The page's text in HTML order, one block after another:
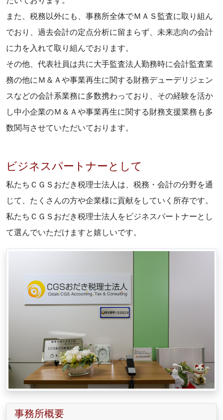
また、税務以外にも、事務所全体でＭＡＳ監査に取り組ん
でおり、過去会計の定点分析に留まらず、未来志向の会計
に力を入れて取り組んでおります。
その他、代表社員は共に大手監査法人勤務時に会計監査業
務の他にＭ＆Ａや事業再生に関する財務デューデリジェン
スなどの会計系業務に多数携わっており、その経験を活か
し中小企業のＭ＆Ａや事業再生に関する財務支援業務も多
数関与させていただいております。
ビジネスパートナーとして
私たちＣＧＳおだき税理士法人は、税務・会計の分野を通
じて、たくさんの方や企業様に貢献をしていく所存です。
私たちＣＧＳおだき税理士法人をビジネスパートナーとし
て選んでいただけますと嬉しいです。
事務所概要